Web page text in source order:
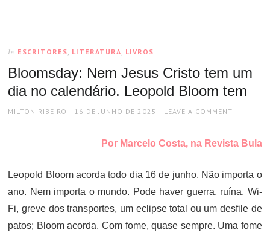
In ESCRITORES, LITERATURA, LIVROS
Bloomsday: Nem Jesus Cristo tem um
dia no calendário. Leopold Bloom tem
AUTHOR
MILTON RIBEIRO
POSTED
16 DE JUNHO DE 2025 LEAVE A COMMENT
Por Marcelo Costa, na Revista Bula
Leopold Bloom acorda todo dia 16 de junho. Não importa o
ano. Nem importa o mundo. Pode haver guerra, ruína, Wi-
Fi, greve dos transportes, um eclipse total ou um desfile de
patos; Bloom acorda. Com fome, quase sempre. Uma fome